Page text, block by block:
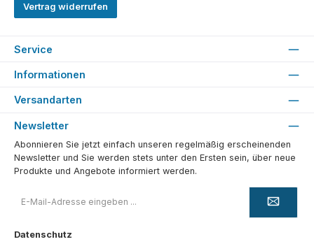
Vertrag widerrufen
Service
Informationen
Versandarten
Newsletter
Abonnieren Sie jetzt einfach unseren regelmäßig erscheinenden
Newsletter und Sie werden stets unter den Ersten sein, über neue
Produkte und Angebote informiert werden.
Mail-
Datenschutz